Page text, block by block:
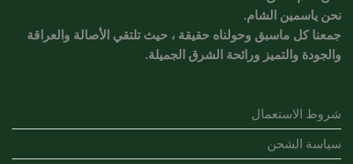
نحن ياسمين الشام.
جمعنا كل ماسبق وحولناه حقيقة ، حيث تلتقي الأصالة والعراقة
والجودة والتميز ورائحة الشرق الجميلة.
شروط الاستعمال
سياسة الشحن